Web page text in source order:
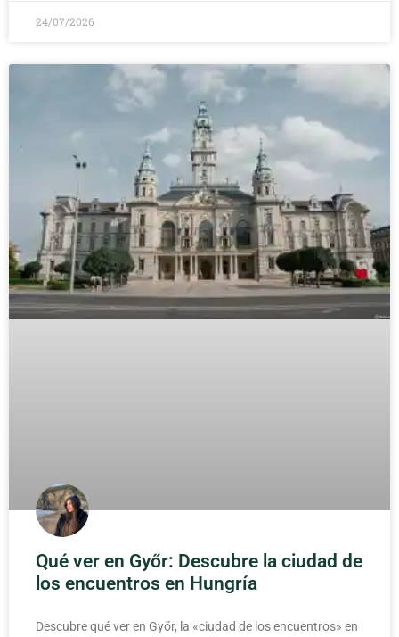
24/07/2026
Qué ver en Győr: Descubre la ciudad de
los encuentros en Hungría
Descubre qué ver en Győr, la «ciudad de los encuentros» en